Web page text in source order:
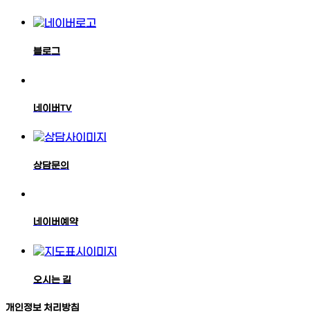
블로그
네이버TV
상담문의
네이버예약
오시는 길
개인정보 처리방침